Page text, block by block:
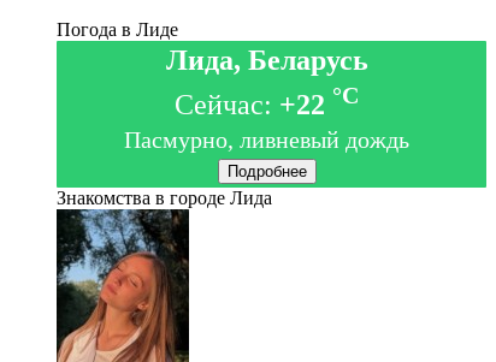
Погода в Лиде
Лида, Беларусь
Сейчас: +22 °C
Пасмурно, ливневый дождь
Подробнее
Знакомства в городе Лида